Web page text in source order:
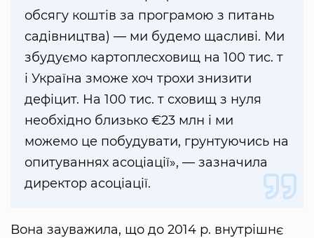
обсягу коштів за програмою з питань
садівництва) — ми будемо щасливі. Ми
збудуємо картоплесховищ на 100 тис. т
і Україна зможе хоч трохи знизити
дефіцит. На 100 тис. т сховищ з нуля
необхідно близько €23 млн і ми
можемо це побудувати, грунтуючись на
опитуваннях асоціації», — зазначила
директор асоціації.
Вона зауважила, що до 2014 р. внутрішнє